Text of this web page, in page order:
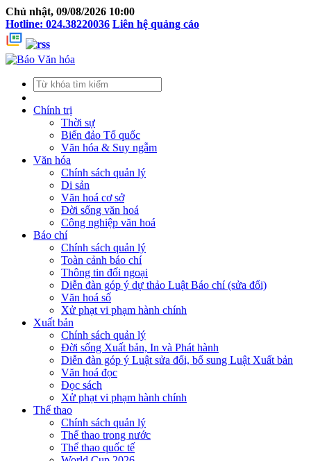
Chủ nhật, 09/08/2026 10:00
Hotline: 024.38220036 Liên hệ quảng cáo
Chính trị
Thời sự
Biển đảo Tổ quốc
Văn hóa & Suy ngẫm
Văn hóa
Chính sách quản lý
Di sản
Văn hoá cơ sở
Đời sống văn hoá
Công nghiệp văn hoá
Báo chí
Chính sách quản lý
Toàn cảnh báo chí
Thông tin đối ngoại
Diễn đàn góp ý dự thảo Luật Báo chí (sửa đổi)
Văn hoá số
Xử phạt vi phạm hành chính
Xuất bản
Chính sách quản lý
Đời sống Xuất bản, In và Phát hành
Diễn đàn góp ý Luật sửa đổi, bổ sung Luật Xuất bản
Văn hoá đọc
Đọc sách
Xử phạt vi phạm hành chính
Thể thao
Chính sách quản lý
Thể thao trong nước
Thể thao quốc tế